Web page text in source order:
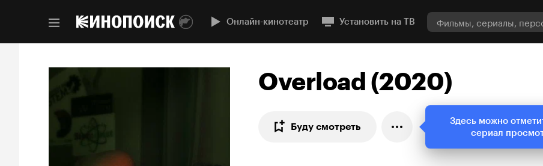
Онлайн-кинотеатр Установить на ТВ
Overload (2020)
Буду смотреть
Здесь можно
сериал